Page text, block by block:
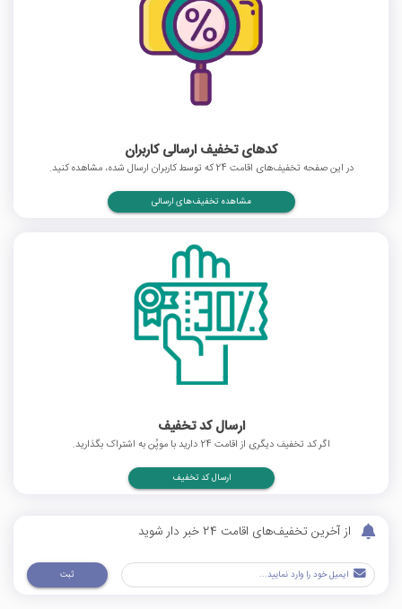
کدهای تخفیف ارسالی کاربران
در این صفحه تخفیف‌های اقامت 24 که توسط کاربران ارسال شده، مشاهده کنید.
مشاهده تخفیف‌های ارسالی
ارسال کد تخفیف
اگر کد تخفیف دیگری از اقامت 24 دارید با موپُن به اشتراک بگذارید.
ارسال کد تخفیف
از آخرین تخفیف‌های اقامت 24 خبر دار شوید
ثبت